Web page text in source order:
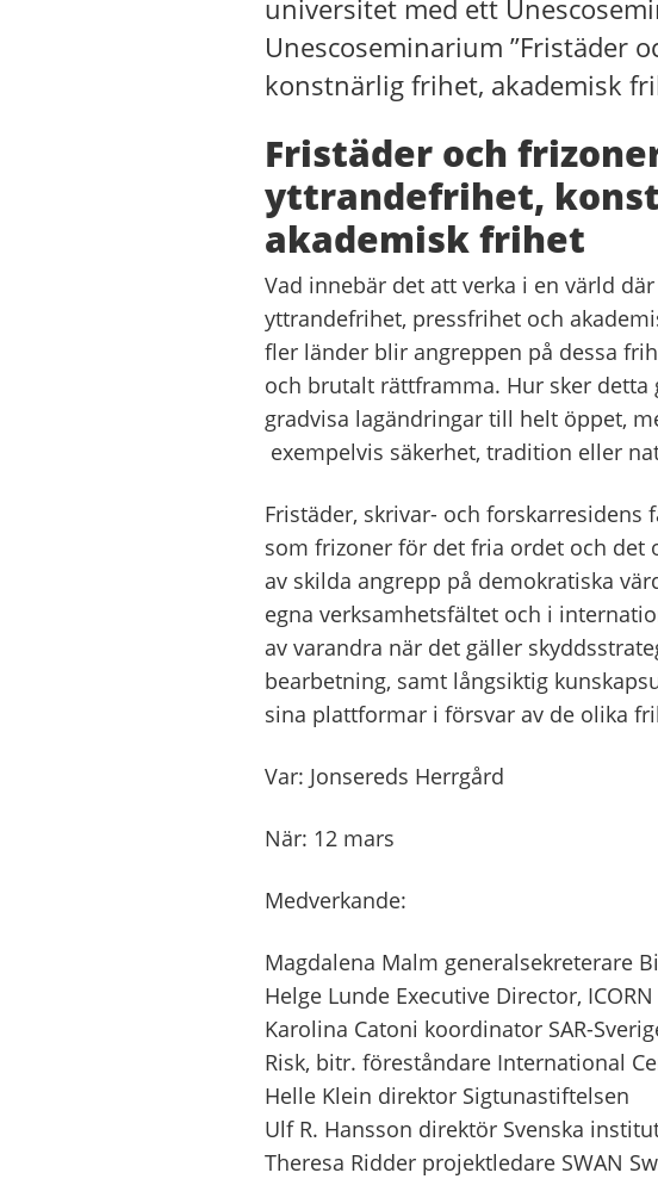
universitet med ett
Unescoseminarium ”Fristäder
konstnärlig frihet, akademisk
Fristäder och
yttrandefrihet,
akademisk frihet
Vad innebär det att verka i en värld
yttrandefrihet, pressfrihet och
fler länder blir angreppen på dessa
och brutalt rättframma. Hur sker
gradvisa lagändringar till helt öppet,
exempelvis säkerhet, tradition eller
Fristäder, skrivar- och
som frizoner för det fria ordet och det
av skilda angrepp på demokratiska
egna verksamhetsfältet och i
av varandra när det gäller
bearbetning, samt långsiktig
sina plattformar i försvar av de olika
Var: Jonsereds Herrgård
När: 12 mars
Medverkande:
Magdalena Malm generalsekreterare
Helge Lunde Executive Director,
Karolina Catoni koordinator SAR-
Risk, bitr. föreståndare International
Helle Klein direktor Sigtunastiftelsen
Ulf R. Hansson direktör Svenska
Theresa Ridder projektledare SWAN